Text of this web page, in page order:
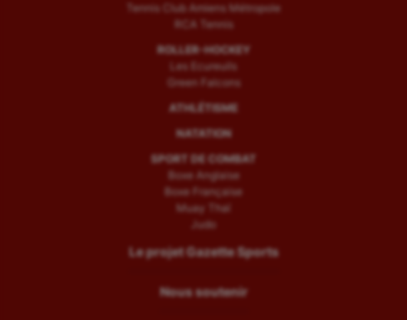
Tennis Club Amiens Métropole
RCA Tennis
ROLLER-HOCKEY
Les Ecureuils
Green Falcons
ATHLÉTISME
NATATION
SPORT DE COMBAT
Boxe Anglaise
Boxe Française
Muay Thaï
Judo
Le projet Gazette Sports
Nous soutenir